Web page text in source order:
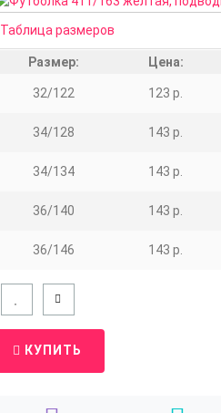
Таблица размеров
Размер: Цена:
32/122 123 р.
34/128 143 р.
34/134 143 р.
36/140 143 р.
36/146 143 р.
КУПИТЬ